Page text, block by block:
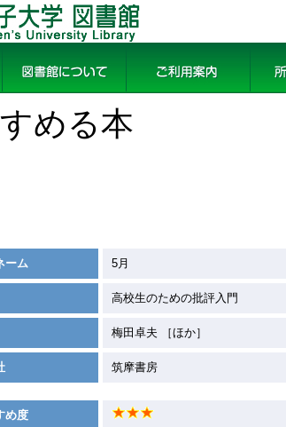
める本
ーム 5月
高校生のための批評入門
梅田卓夫 ［ほか］
筑摩書房
め度